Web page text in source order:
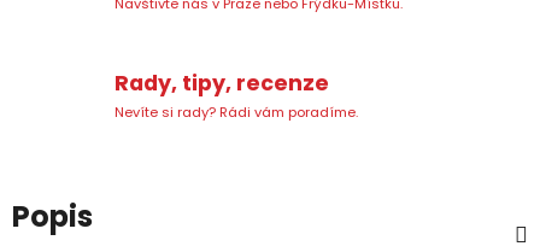
Rady, tipy, recenze
Nevíte si rady? Rádi vám poradíme.
Popis